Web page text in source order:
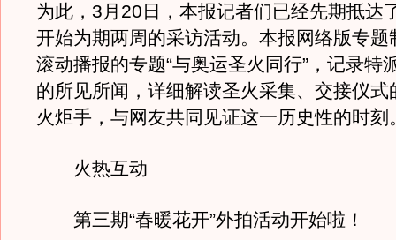
为此，3月20日，本报记者们已经先期抵达
开始为期两周的采访活动。本报网络版专题
滚动播报的专题“与奥运圣火同行”，记录特
的所见所闻，详细解读圣火采集、交接仪式
火炬手，与网友共同见证这一历史性的时刻
火热互动
第三期“春暖花开”外拍活动开始啦！